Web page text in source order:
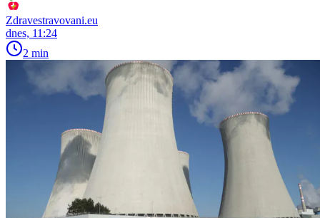
Zdravestravovani.eu
dnes, 11:24
2 min